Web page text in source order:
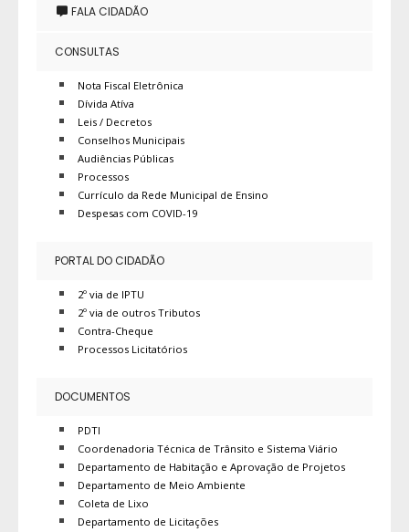
FALA CIDADÃO
CONSULTAS
Nota Fiscal Eletrônica
Dívida Atíva
Leis / Decretos
Conselhos Municipais
Audiências Públicas
Processos
Currículo da Rede Municipal de Ensino
Despesas com COVID-19
PORTAL DO CIDADÃO
2º via de IPTU
2º via de outros Tributos
Contra-Cheque
Processos Licitatórios
DOCUMENTOS
PDTI
Coordenadoria Técnica de Trânsito e Sistema Viário
Departamento de Habitação e Aprovação de Projetos
Departamento de Meio Ambiente
Coleta de Lixo
Departamento de Licitações